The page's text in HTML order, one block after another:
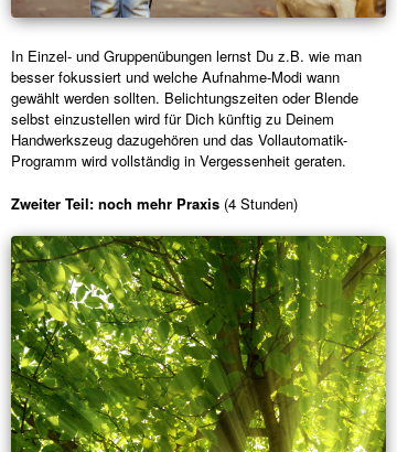
In Einzel- und Gruppenübungen lernst Du z.B. wie man
besser fokussiert und welche Aufnahme-Modi wann
gewählt werden sollten. Belichtungszeiten oder Blende
selbst einzustellen wird für Dich künftig zu Deinem
Handwerkszeug dazugehören und das Vollautomatik-
Programm wird vollständig in Vergessenheit geraten.
Zweiter Teil: noch mehr Praxis (4 Stunden)